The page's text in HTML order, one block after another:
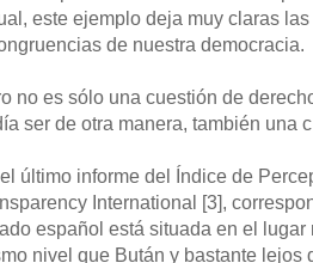
este ejemplo deja muy claras
de nuestra democracia.
no es sólo una cuestión de
ser de otra manera, también una
último informe del Índice de
International [3],
español está situada en el lugar
nivel que Bután y bastante lejos